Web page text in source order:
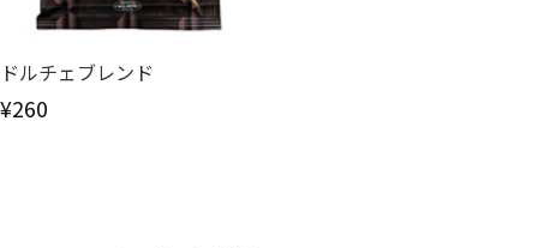
ドルチェブレンド
¥260